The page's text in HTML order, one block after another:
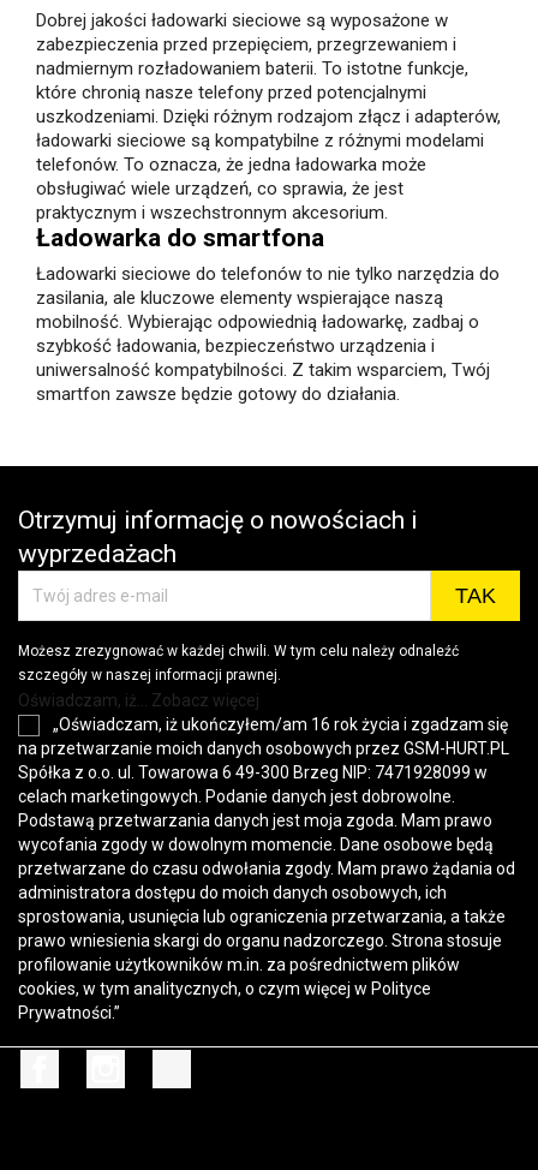
Dobrej jakości ładowarki sieciowe są wyposażone w
zabezpieczenia przed przepięciem, przegrzewaniem i
nadmiernym rozładowaniem baterii. To istotne funkcje,
które chronią nasze telefony przed potencjalnymi
uszkodzeniami. Dzięki różnym rodzajom złącz i adapterów,
ładowarki sieciowe są kompatybilne z różnymi modelami
telefonów. To oznacza, że jedna ładowarka może
obsługiwać wiele urządzeń, co sprawia, że jest
praktycznym i wszechstronnym akcesorium.
Ładowarka do smartfona
Ładowarki sieciowe do telefonów to nie tylko narzędzia do
zasilania, ale kluczowe elementy wspierające naszą
mobilność. Wybierając odpowiednią ładowarkę, zadbaj o
szybkość ładowania, bezpieczeństwo urządzenia i
uniwersalność kompatybilności. Z takim wsparciem, Twój
smartfon zawsze będzie gotowy do działania.
Otrzymuj informację o nowościach i
wyprzedażach
Możesz zrezygnować w każdej chwili. W tym celu należy odnaleźć
szczegóły w naszej informacji prawnej.
Oświadczam, iż... Zobacz więcej
„Oświadczam, iż ukończyłem/am 16 rok życia i zgadzam się
na przetwarzanie moich danych osobowych przez GSM-HURT.PL
Spółka z o.o. ul. Towarowa 6 49-300 Brzeg NIP: 7471928099 w
celach marketingowych. Podanie danych jest dobrowolne.
Podstawą przetwarzania danych jest moja zgoda. Mam prawo
wycofania zgody w dowolnym momencie. Dane osobowe będą
przetwarzane do czasu odwołania zgody. Mam prawo żądania od
administratora dostępu do moich danych osobowych, ich
sprostowania, usunięcia lub ograniczenia przetwarzania, a także
prawo wniesienia skargi do organu nadzorczego. Strona stosuje
profilowanie użytkowników m.in. za pośrednictwem plików
cookies, w tym analitycznych, o czym więcej w Polityce
Prywatności.”